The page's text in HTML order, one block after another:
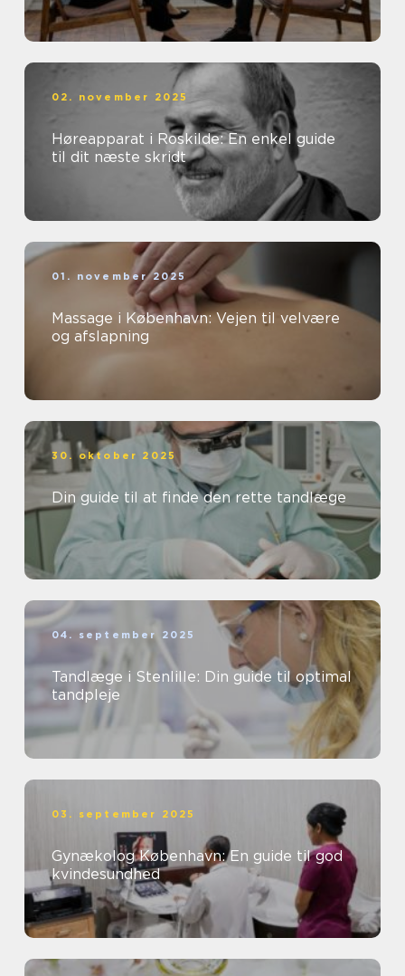
02. november 2025
Høreapparat i Roskilde: En enkel guide
til dit næste skridt
01. november 2025
Massage i København: Vejen til velvære
og afslapning
30. oktober 2025
Din guide til at finde den rette tandlæge
04. september 2025
Tandlæge i Stenlille: Din guide til optimal
tandpleje
03. september 2025
Gynækolog København: En guide til god
kvindesundhed